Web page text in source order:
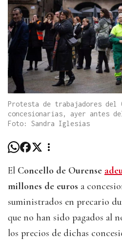
Protesta de trabajadores del
concesionarias, ayer antes
Foto: Sandra Iglesias
El Concello de Ourense
millones de euros a
suministrados en precario
que no han sido pagados al
los precios de dichas